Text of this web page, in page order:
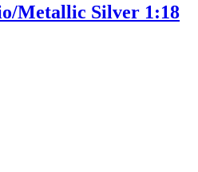
Metallic Silver 1:18